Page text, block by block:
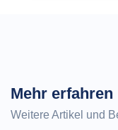
Mehr erfahren
Weitere Artikel und